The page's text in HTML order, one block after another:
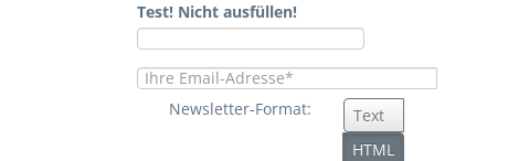
Test! Nicht ausfüllen!
Newsletter-Format:
Text
HTML